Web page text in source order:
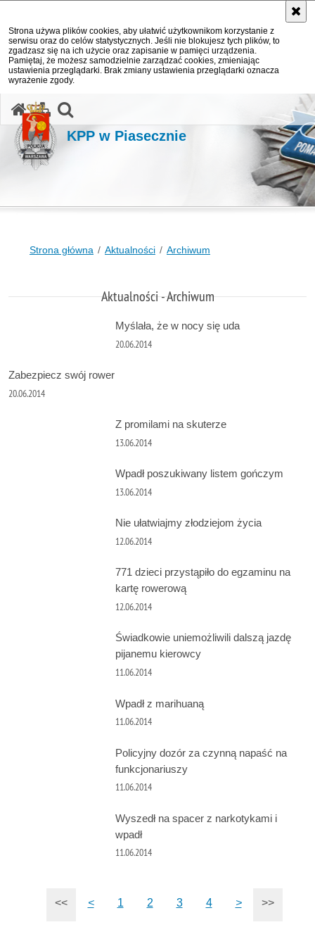
Strona używa plików cookies, aby ułatwić użytkownikom korzystanie z
serwisu oraz do celów statystycznych. Jeśli nie blokujesz tych plików, to
zgadzasz się na ich użycie oraz zapisanie w pamięci urządzenia.
Pamiętaj, że możesz samodzielnie zarządzać cookies, zmieniając
ustawienia przeglądarki. Brak zmiany ustawienia przeglądarki oznacza
wyrażenie zgody.
KPP w Piasecznie
Strona główna Aktualności Archiwum
Aktualności - Archiwum
Myślała, że w nocy się uda
20.06.2014
Zabezpiecz swój rower
20.06.2014
Z promilami na skuterze
13.06.2014
Wpadł poszukiwany listem gończym
13.06.2014
Nie ułatwiajmy złodziejom życia
12.06.2014
771 dzieci przystąpiło do egzaminu na
kartę rowerową
12.06.2014
Świadkowie uniemożliwili dalszą jazdę
pijanemu kierowcy
11.06.2014
Wpadł z marihuaną
11.06.2014
Policyjny dozór za czynną napaść na
funkcjonariuszy
11.06.2014
Wyszedł na spacer z narkotykami i
wpadł
11.06.2014
<< < 1 2 3 4 > >>